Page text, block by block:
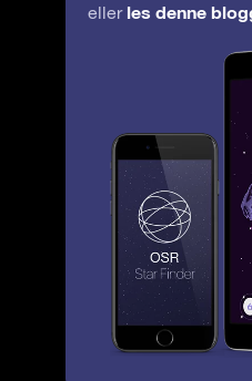
eller les denne